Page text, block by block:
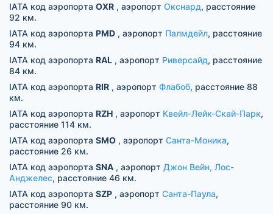
IATA код аэропорта OXR , аэропорт Окснард, расстояние
92 км.
IATA код аэропорта PMD , аэропорт Палмдейл, расстояние
94 км.
IATA код аэропорта RAL , аэропорт Риверсайд, расстояние
84 км.
IATA код аэропорта RIR , аэропорт Флабоб, расстояние 88
км.
IATA код аэропорта RZH , аэропорт Квейл-Лейк-Скай-Парк,
расстояние 114 км.
IATA код аэропорта SMO , аэропорт Санта-Моника,
расстояние 26 км.
IATA код аэропорта SNA , аэропорт Джон Вейн, Лос-
Анджелес, расстояние 46 км.
IATA код аэропорта SZP , аэропорт Санта-Паула,
расстояние 90 км.